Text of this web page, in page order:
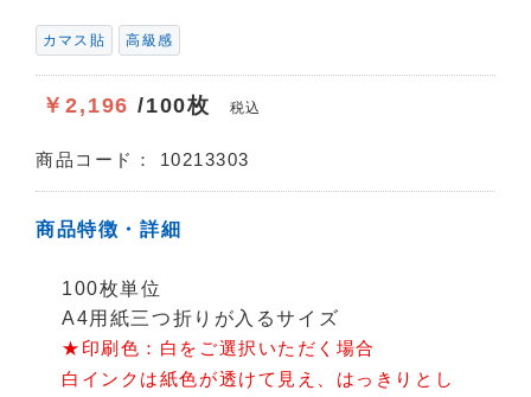
カマス貼 高級感
￥2,196 /100枚 税込
商品コード： 10213303
商品特徴・詳細
100枚単位
A4用紙三つ折りが入るサイズ
★印刷色：白をご選択いただく場合
白インクは紙色が透けて見え、はっきりとし